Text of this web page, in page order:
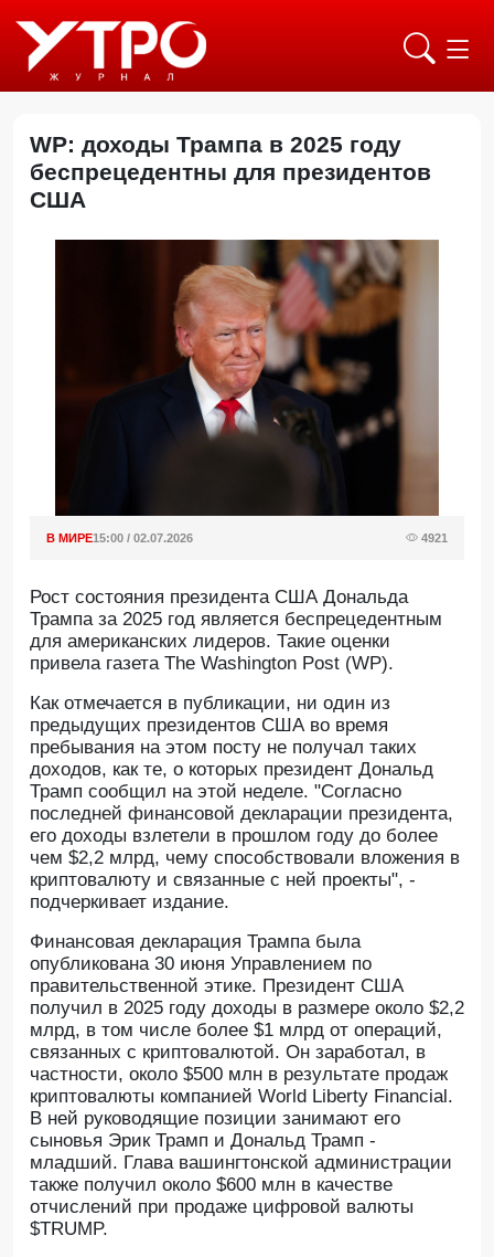
WP: доходы Трампа в 2025 году
беспрецедентны для президентов
США
В МИРЕ15:00 / 02.07.2026 4921
Рост состояния президента США Дональда
Трампа за 2025 год является беспрецедентным
для американских лидеров. Такие оценки
привела газета The Washington Post (WP).
Как отмечается в публикации, ни один из
предыдущих президентов США во время
пребывания на этом посту не получал таких
доходов, как те, о которых президент Дональд
Трамп сообщил на этой неделе. "Согласно
последней финансовой декларации президента,
его доходы взлетели в прошлом году до более
чем $2,2 млрд, чему способствовали вложения в
криптовалюту и связанные с ней проекты", -
подчеркивает издание.
Финансовая декларация Трампа была
опубликована 30 июня Управлением по
правительственной этике. Президент США
получил в 2025 году доходы в размере около $2,2
млрд, в том числе более $1 млрд от операций,
связанных с криптовалютой. Он заработал, в
частности, около $500 млн в результате продаж
криптовалюты компанией World Liberty Financial.
В ней руководящие позиции занимают его
сыновья Эрик Трамп и Дональд Трамп -
младший. Глава вашингтонской администрации
также получил около $600 млн в качестве
отчислений при продаже цифровой валюты
$TRUMP.